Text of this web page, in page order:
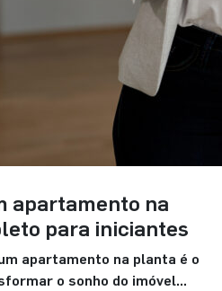
apartamento na
para iniciantes
apartamento na planta é o
o sonho do imóvel